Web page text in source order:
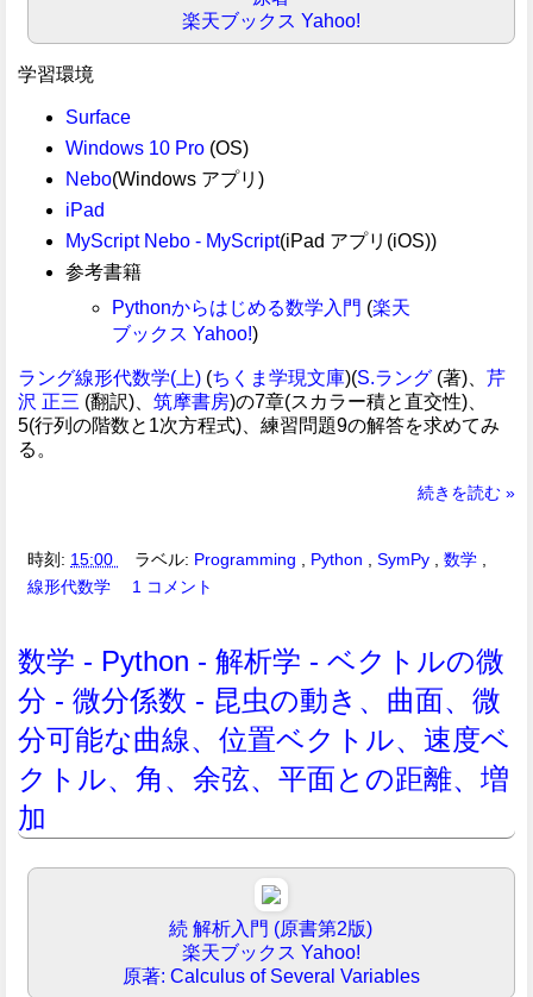
楽天ブックス Yahoo!
学習環境
Surface
Windows 10 Pro(OS)
Nebo(Windows アプリ)
iPad
MyScript Nebo - MyScript(iPad アプリ(iOS))
参考書籍
Pythonからはじめる数学入門 (楽天
ブックス Yahoo!)
ラング線形代数学(上) (ちくま学現文庫)(S.ラング (著)、 芹
沢 正三 (翻訳)、 筑摩書房)の7章(スカラー積と直交性)、
5(行列の階数と1次方程式)、練習問題9の解答を求めてみ
る。
続きを読む »
時刻: 15:00 ラベル: Programming Python ,SymPy ,数学
線形代数学
1 コメント
数学 - Python - 解析学 - ベクトルの微
分 - 微分係数 - 昆虫の動き、曲面、微
分可能な曲線、位置ベクトル、速度ベ
クトル、角、余弦、平面との距離、増
加
続 解析入門 (原書第2版)
楽天ブックス Yahoo!
原著: Calculus of Several Variables